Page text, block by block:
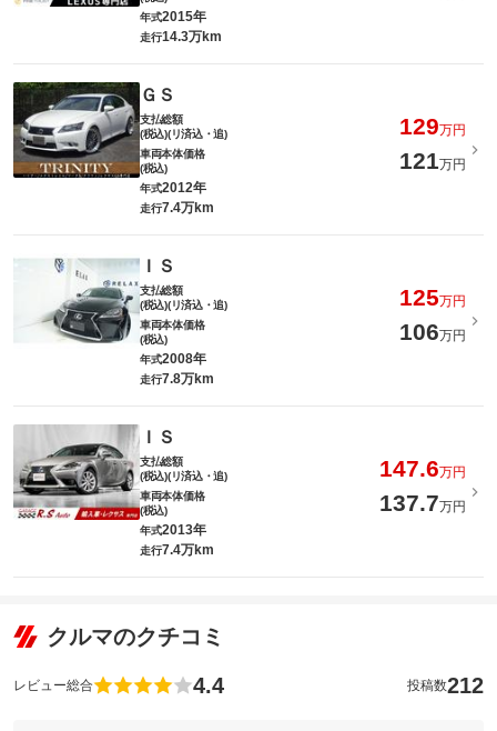
年式2015年
走行14.3万km
ＧＳ
支払総額
(税込)(リ済込・追)
129万円
車両本体価格
(税込)
121万円
年式2012年
走行7.4万km
ＩＳ
支払総額
(税込)(リ済込・追)
125万円
車両本体価格
(税込)
106万円
年式2008年
走行7.8万km
ＩＳ
支払総額
(税込)(リ済込・追)
147.6万円
車両本体価格
(税込)
137.7万円
年式2013年
走行7.4万km
クルマのクチコミ
レビュー総合 4.4 投稿数212